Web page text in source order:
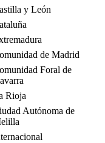
y León
de Madrid
Foral de
Rioja
Autónoma de